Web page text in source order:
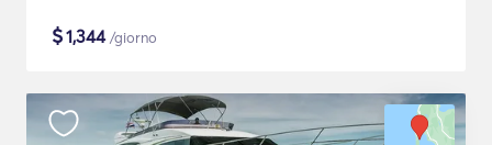
$1,344/giorno